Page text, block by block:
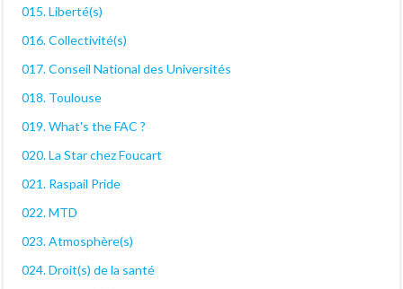
015. Liberté(s)
016. Collectivité(s)
017. Conseil National des Universités
018. Toulouse
019. What's the FAC ?
020. La Star chez Foucart
021. Raspail Pride
022. MTD
023. Atmosphère(s)
024. Droit(s) de la santé